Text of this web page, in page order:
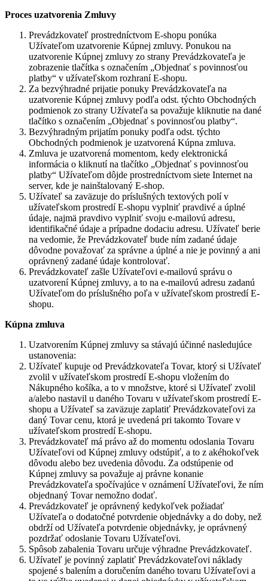
Proces uzatvorenia Zmluvy
Prevádzkovateľ prostredníctvom E-shopu ponúka
Užívateľom uzatvorenie Kúpnej zmluvy. Ponukou na
uzatvorenie Kúpnej zmluvy zo strany Prevádzkovateľa je
zobrazenie tlačítka s označením „Objednať s povinnosťou
platby“ v užívateľskom rozhraní E-shopu.
Za bezvýhradné prijatie ponuky Prevádzkovateľa na
uzatvorenie Kúpnej zmluvy podľa odst. týchto Obchodných
podmienok zo strany Užívateľa sa považuje kliknutie na dané
tlačítko s označením „Objednať s povinnosťou platby“.
Bezvýhradným prijatím ponuky podľa odst. týchto
Obchodných podmienok je uzatvorená Kúpna zmluva.
Zmluva je uzatvorená momentom, kedy elektronická
informácia o kliknutí na tlačítko „Objednať s povinnosťou
platby“ Užívateľom dôjde prostredníctvom siete Internet na
server, kde je nainštalovaný E-shop.
Užívateľ sa zaväzuje do príslušných textových polí v
užívateľskom prostredí E-shopu vyplniť pravdivé a úplné
údaje, najmä pravdivo vyplniť svoju e-mailovú adresu,
identifikačné údaje a prípadne dodaciu adresu. Užívateľ berie
na vedomie, že Prevádzkovateľ bude ním zadané údaje
dôvodne považovať za správne a úplné a nie je povinný a ani
oprávnený zadané údaje kontrolovať.
Prevádzkovateľ zašle Užívateľovi e-mailovú správu o
uzatvorení Kúpnej zmluvy, a to na e-mailovú adresu zadanú
Užívateľom do príslušného poľa v užívateľskom prostredí E-
shopu.
Kúpna zmluva
Uzatvorením Kúpnej zmluvy sa stávajú účinné nasledujúce
ustanovenia:
Užívateľ kupuje od Prevádzkovateľa Tovar, ktorý si Užívateľ
zvolil v užívateľskom prostredí E-shopu vložením do
Nákupného košíka, a to v množstve, ktoré si Užívateľ zvolil
a/alebo nastavil u daného Tovaru v užívateľskom prostredí E-
shopu a Užívateľ sa zaväzuje zaplatiť Prevádzkovateľovi za
daný Tovar cenu, ktorá je uvedená pri takomto Tovare v
užívateľskom prostredí E-shopu.
Prevádzkovateľ má právo až do momentu odoslania Tovaru
Užívateľovi od Kúpnej zmluvy odstúpiť, a to z akéhokoľvek
dôvodu alebo bez uvedenia dôvodu. Za odstúpenie od
Kúpnej zmluvy sa považuje aj právne konanie
Prevádzkovateľa spočívajúce v oznámení Užívateľovi, že ním
objednaný Tovar nemožno dodať.
Prevádzkovateľ je oprávnený kedykoľvek požiadať
Užívateľa o dodatočné potvrdenie objednávky a do doby, než
obdrží od Užívateľa potvrdenie objednávky, je oprávnený
pozdržať odoslanie Tovaru Užívateľovi.
Spôsob zabalenia Tovaru určuje výhradne Prevádzkovateľ.
Užívateľ je povinný zaplatiť Prevádzkovateľovi náklady
spojené s balením a doručením daného tovaru Užívateľovi a